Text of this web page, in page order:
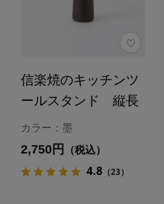
信楽焼のキッチンツ
ールスタンド 縦長
カラー：墨
2,750円 （税込）
4.8（23）